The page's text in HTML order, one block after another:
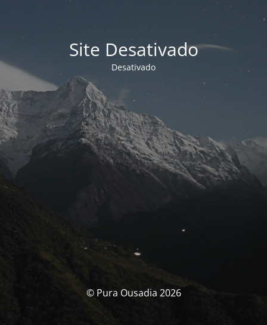
Site Desativado
Desativado
© Pura Ousadia 2026